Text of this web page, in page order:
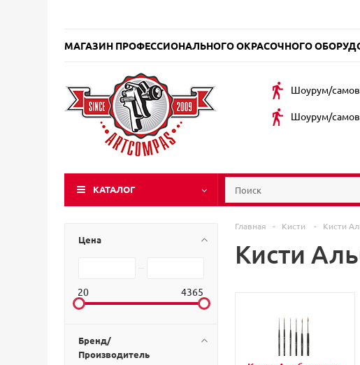
МАГАЗИН ПРОФЕССИОНАЛЬНОГО ОКРАСОЧНОГО
Шоурум/
Шоурум/
КАТАЛОГ
Цена
20 4365
Бренд/
Производитель
Главная - Кисти - Кисти
Кисти